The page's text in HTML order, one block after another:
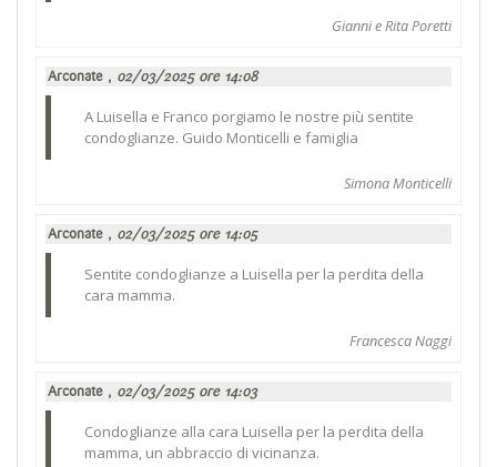
Gianni e Rita Poretti
Arconate , 02/03/2025 ore 14:08
A Luisella e Franco porgiamo le nostre più sentite
condoglianze. Guido Monticelli e famiglia
Simona Monticelli
Arconate , 02/03/2025 ore 14:05
Sentite condoglianze a Luisella per la perdita della
cara mamma.
Francesca Naggi
Arconate , 02/03/2025 ore 14:03
Condoglianze alla cara Luisella per la perdita della
mamma, un abbraccio di vicinanza.